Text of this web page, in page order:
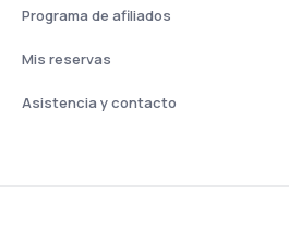
Programa de afiliados
Mis reservas
Asistencia y contacto